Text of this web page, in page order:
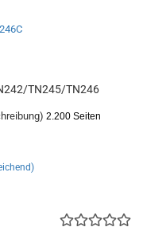
TN245/TN246
2.200 Seiten